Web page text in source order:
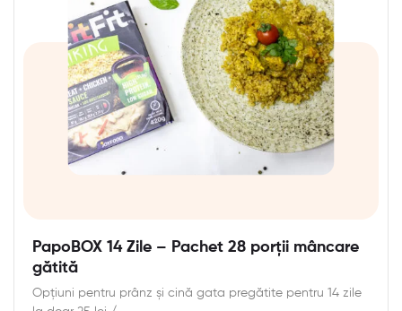
PapoBOX 14 Zile – Pachet 28 porții mâncare
gătită
Opțiuni pentru prânz și cină gata pregătite pentru 14 zile